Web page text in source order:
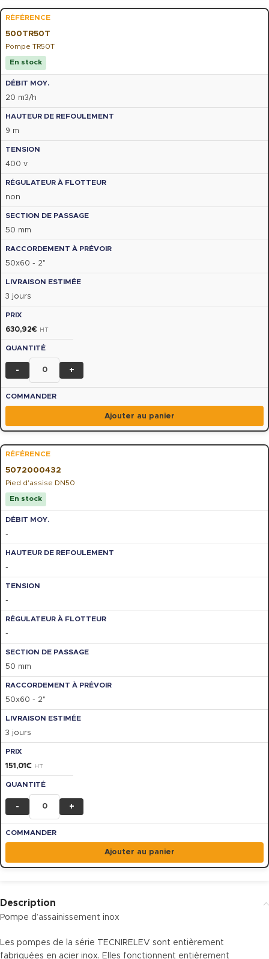
500TR50T
Pompe TR50T
En stock
20 m3/h
9 m
400 v
non
50 mm
50x60 - 2"
3 jours
630,92€ HT
- +
Ajouter au panier
5072000432
Pied d'assise DN50
En stock
-
-
-
-
50 mm
50x60 - 2"
3 jours
151,01€ HT
- +
Ajouter au panier
Description
Pompe d’assainissement inox
Les pompes de la série TECNIRELEV sont entièrement
fabriquées en acier inox. Elles fonctionnent entièrement